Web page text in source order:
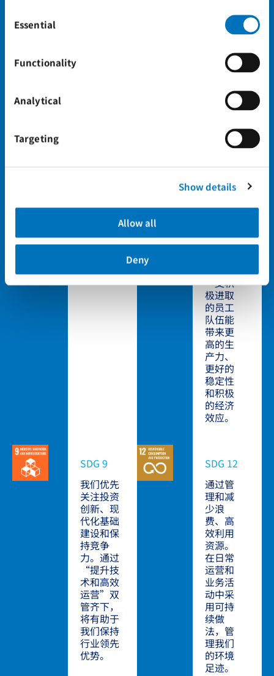
Click on the button(s) below to accept our privacy
Selection
Essential
Functionality
Analytical
Targeting
Show details
Allow all
Deny
全性、合
规性和整
实现安全
高效运
通过优化
用，减少
我们的总
迹。
SDG 8
确保员
工资待
全的工
境，以
及良好
发展。
一支积
极进取
的员工
队伍能
带来更
高的生
产力、
更好的
稳定性
和积极
的经济
效应。
SDG 9
我们优先
关注投资
创新、现
代化基础
建设和保
持竞争
力。通过
“提升技
术和高效
运营”双
管齐下，
将有助于
我们保持
行业领先
优势。
SDG 12
通过管
理和减
少浪
费、高
效利用
资源。
在日常
运营和
业务活
动中采
用可持
续做
法，管
理我们
的环境
足迹。